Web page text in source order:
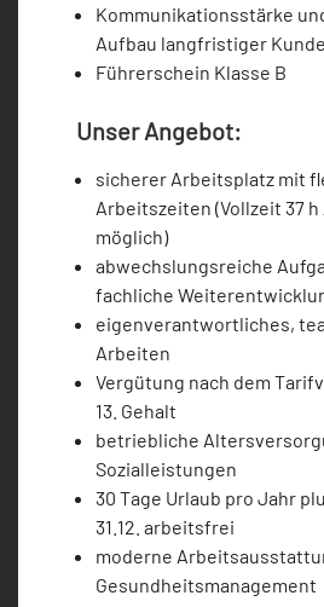
Kommunikationsstärke
Aufbau langfristiger
Führerschein Klasse B
Unser Angebot:
sicherer Arbeitsplatz mit
Arbeitszeiten (Vollzeit 37
möglich)
abwechslungsreiche
fachliche
eigenverantwortliches,
Arbeiten
Vergütung nach dem
13. Gehalt
betriebliche
Sozialleistungen
30 Tage Urlaub pro Jahr
31.12. arbeitsfrei
moderne
Gesundheitsmanagement